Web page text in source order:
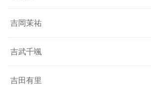
吉岡茉祐
吉武千颯
吉田有里